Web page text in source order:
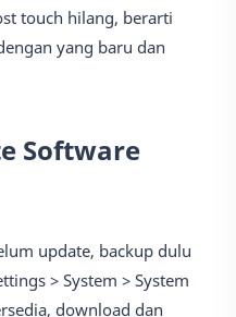
touch hilang, berarti
yang baru dan
Software
update, backup dulu
> System > System
download dan